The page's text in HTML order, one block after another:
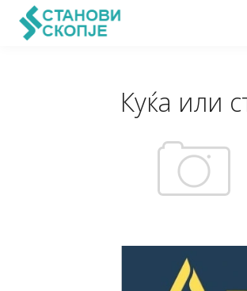
Куќа или